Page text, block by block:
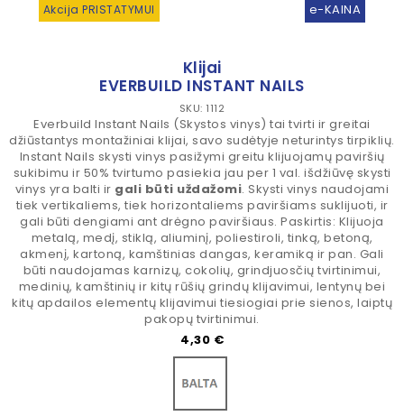
Akcija PRISTATYMUI e-KAINA
Klijai
EVERBUILD INSTANT NAILS
SKU: 1112
Everbuild Instant Nails (Skystos vinys) tai tvirti ir greitai
džiūstantys montažiniai klijai, savo sudėtyje neturintys tirpiklių.
Instant Nails skysti vinys pasižymi greitu klijuojamų paviršių
sukibimu ir 50% tvirtumo pasiekia jau per 1 val. išdžiūvę skysti
vinys yra balti ir gali būti uždažomi. Skysti vinys naudojami
tiek vertikaliems, tiek horizontaliems paviršiams suklijuoti, ir
gali būti dengiami ant drėgno paviršiaus. Paskirtis: Klijuoja
metalą, medį, stiklą, aliuminį, poliestiroli, tinką, betoną,
akmenį, kartoną, kamštinias dangas, keramiką ir pan. Gali
būti naudojamas karnizų, cokolių, grindjuosčių tvirtinimui,
medinių, kamštinių ir kitų rūšių grindų klijavimui, lentynų bei
kitų apdailos elementų klijavimui tiesiogiai prie sienos, laiptų
pakopų tvirtinimui.
Kaina
4,30 €